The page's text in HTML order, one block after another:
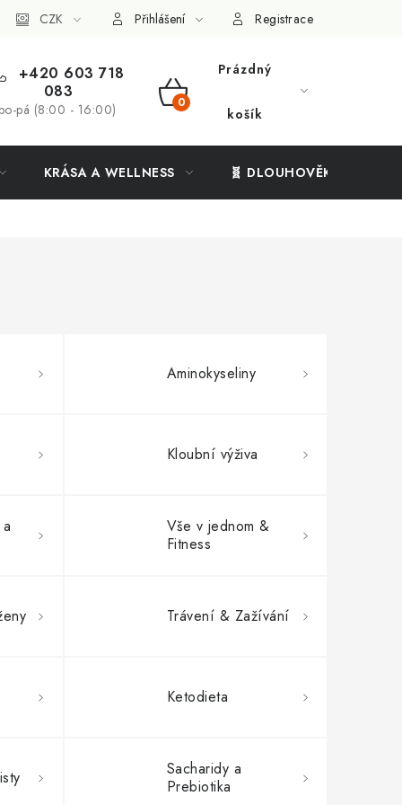
systém Vše o nákupu
CZK Přihlášení Registrace
+420 603 718
083
pá (8:00 - 16:00)
NÁKUPNÍ
Prázdný
košík
KRÁSA A WELLNESS 🧬 DLOUHOVĚKOST
Aminokyseliny
Kloubní výživa
Vše v jednom &
Fitness
Trávení & Zažívání
Ketodieta
Sacharidy a
Prebiotika